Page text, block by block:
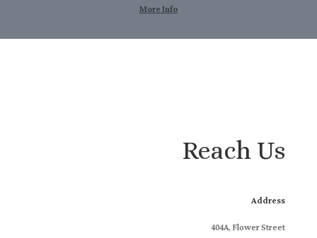
More Info
Reach Us
Address
404A, Flower Street